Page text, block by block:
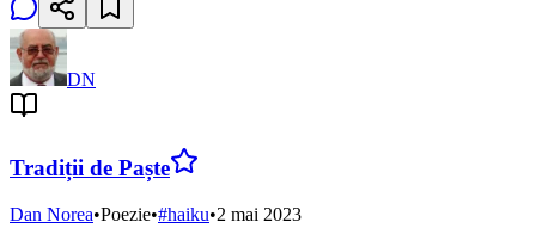
DN
Tradiții de Paște
Dan Norea•Poezie•#haiku•2 mai 2023